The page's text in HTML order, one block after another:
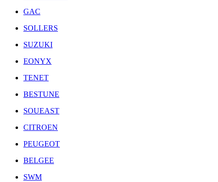
GAC
SOLLERS
SUZUKI
EONYX
TENET
BESTUNE
SOUEAST
CITROEN
PEUGEOT
BELGEE
SWM